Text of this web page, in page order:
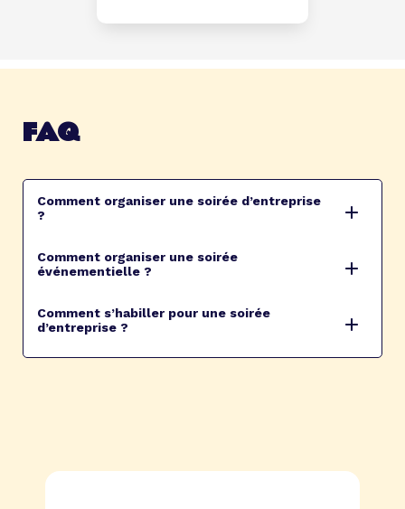
FAQ
Comment organiser une soirée d’entreprise
?
Comment organiser une soirée
événementielle ?
Comment s’habiller pour une soirée
d’entreprise ?